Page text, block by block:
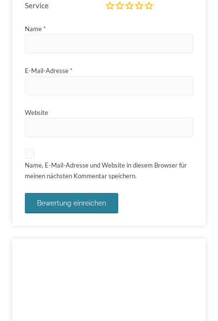
Service
Name *
E-Mail-Adresse *
Website
Name, E-Mail-Adresse und Website in diesem Browser für
meinen nächsten Kommentar speichern.